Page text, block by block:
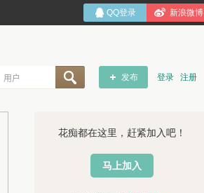
发布 登录 注册
花痴都在这里，赶紧加入吧！
马上加入
QQ登录 新浪微博